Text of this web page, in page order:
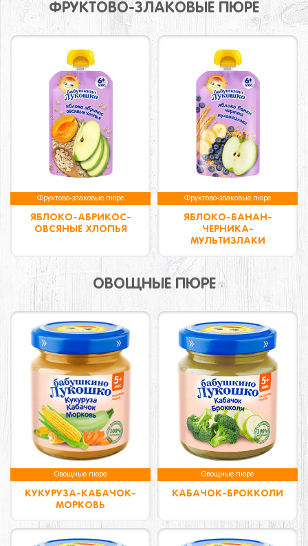
ФРУКТОВО-ЗЛАКОВЫЕ ПЮРЕ
Фруктово-злаковые пюре
ЯБЛОКО-АБРИКОС-
ОВСЯНЫЕ ХЛОПЬЯ
Фруктово-злаковые пюре
ЯБЛОКО-БАНАН-
ЧЕРНИКА-
МУЛЬТИЗЛАКИ
ОВОЩНЫЕ ПЮРЕ
Овощные пюре
КУКУРУЗА-КАБАЧОК-
МОРКОВЬ
Овощные пюре
КАБАЧОК-БРОККОЛИ